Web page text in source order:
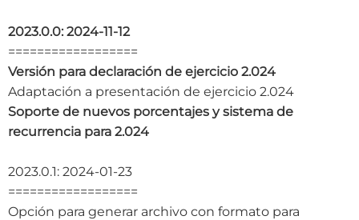
2023.0.0: 2024-11-12
==================
Versión para declaración de ejercicio 2.024
Adaptación a presentación de ejercicio 2.024
Soporte de nuevos porcentajes y sistema de
recurrencia para 2.024
2023.0.1: 2024-01-23
==================
Opción para generar archivo con formato para